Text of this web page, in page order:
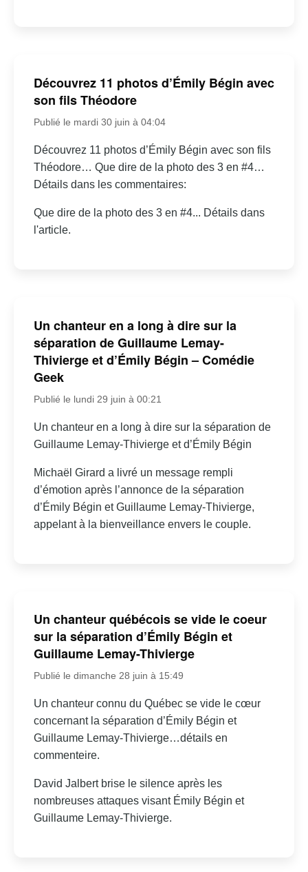
Découvrez 11 photos d’Émily Bégin avec
son fils Théodore
Publié le mardi 30 juin à 04:04
Découvrez 11 photos d’Émily Bégin avec son fils
Théodore… Que dire de la photo des 3 en #4…
Détails dans les commentaires:
Que dire de la photo des 3 en #4... Détails dans
l'article.
Un chanteur en a long à dire sur la
séparation de Guillaume Lemay-
Thivierge et d’Émily Bégin – Comédie
Geek
Publié le lundi 29 juin à 00:21
Un chanteur en a long à dire sur la séparation de
Guillaume Lemay-Thivierge et d’Émily Bégin
Michaël Girard a livré un message rempli
d’émotion après l’annonce de la séparation
d’Émily Bégin et Guillaume Lemay-Thivierge,
appelant à la bienveillance envers le couple.
Un chanteur québécois se vide le coeur
sur la séparation d’Émily Bégin et
Guillaume Lemay-Thivierge
Publié le dimanche 28 juin à 15:49
Un chanteur connu du Québec se vide le cœur
concernant la séparation d’Émily Bégin et
Guillaume Lemay-Thivierge…détails en
commenteire.
David Jalbert brise le silence après les
nombreuses attaques visant Émily Bégin et
Guillaume Lemay-Thivierge.